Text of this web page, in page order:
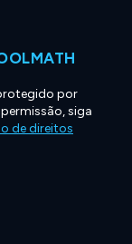
por
siga
de direitos